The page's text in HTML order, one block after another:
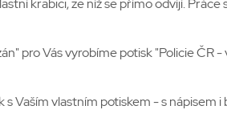
krabici, ze níž se přímo odvíjí.
pro Vás vyrobíme potisk "Policie ČR
Vaším vlastním potiskem - s nápisem